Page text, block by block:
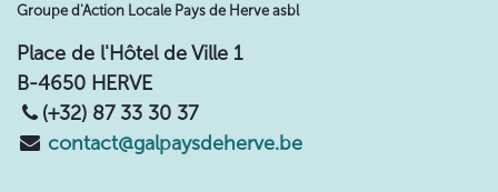
Groupe d'Action Locale Pays de Herve asbl
Place de l'Hôtel de Ville 1
B-4650 HERVE
(+32) 87 33 30 37
contact@galpaysdeherve.be